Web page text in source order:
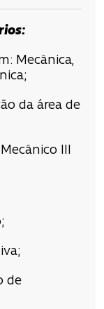
Mecânica,
da área de
III
de